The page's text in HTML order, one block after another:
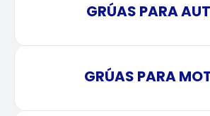
GRÚAS PARA
GRÚAS PARA